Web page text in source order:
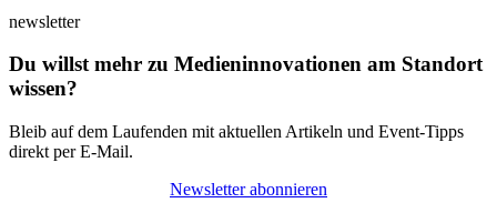
newsletter
Du willst mehr zu Medieninnovationen am Standort
wissen?
Bleib auf dem Laufenden mit aktuellen Artikeln und Event-Tipps
direkt per E-Mail.
Newsletter abonnieren